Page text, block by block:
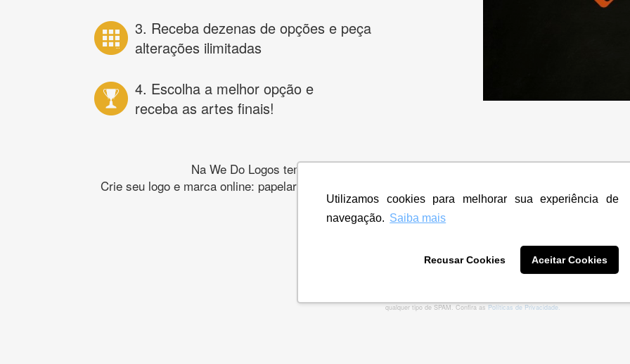
Utilizamos cookies para melhorar sua experiência de
navegação. Saiba mais
Recusar Cookies Aceitar Cookies
3. Receba dezenas de opções e peça
alterações ilimitadas
4. Escolha a melhor opção e
receba as artes finais!
Na We Do Logos temos os melhores designers de logotipos online para criar a
Crie seu logo e marca online: papelaria, banner, cartão de visita, folder, flyer, website e muito
CRIE SUA MARCA
qualquer tipo de SPAM. Confira as Políticas de Privacidade.